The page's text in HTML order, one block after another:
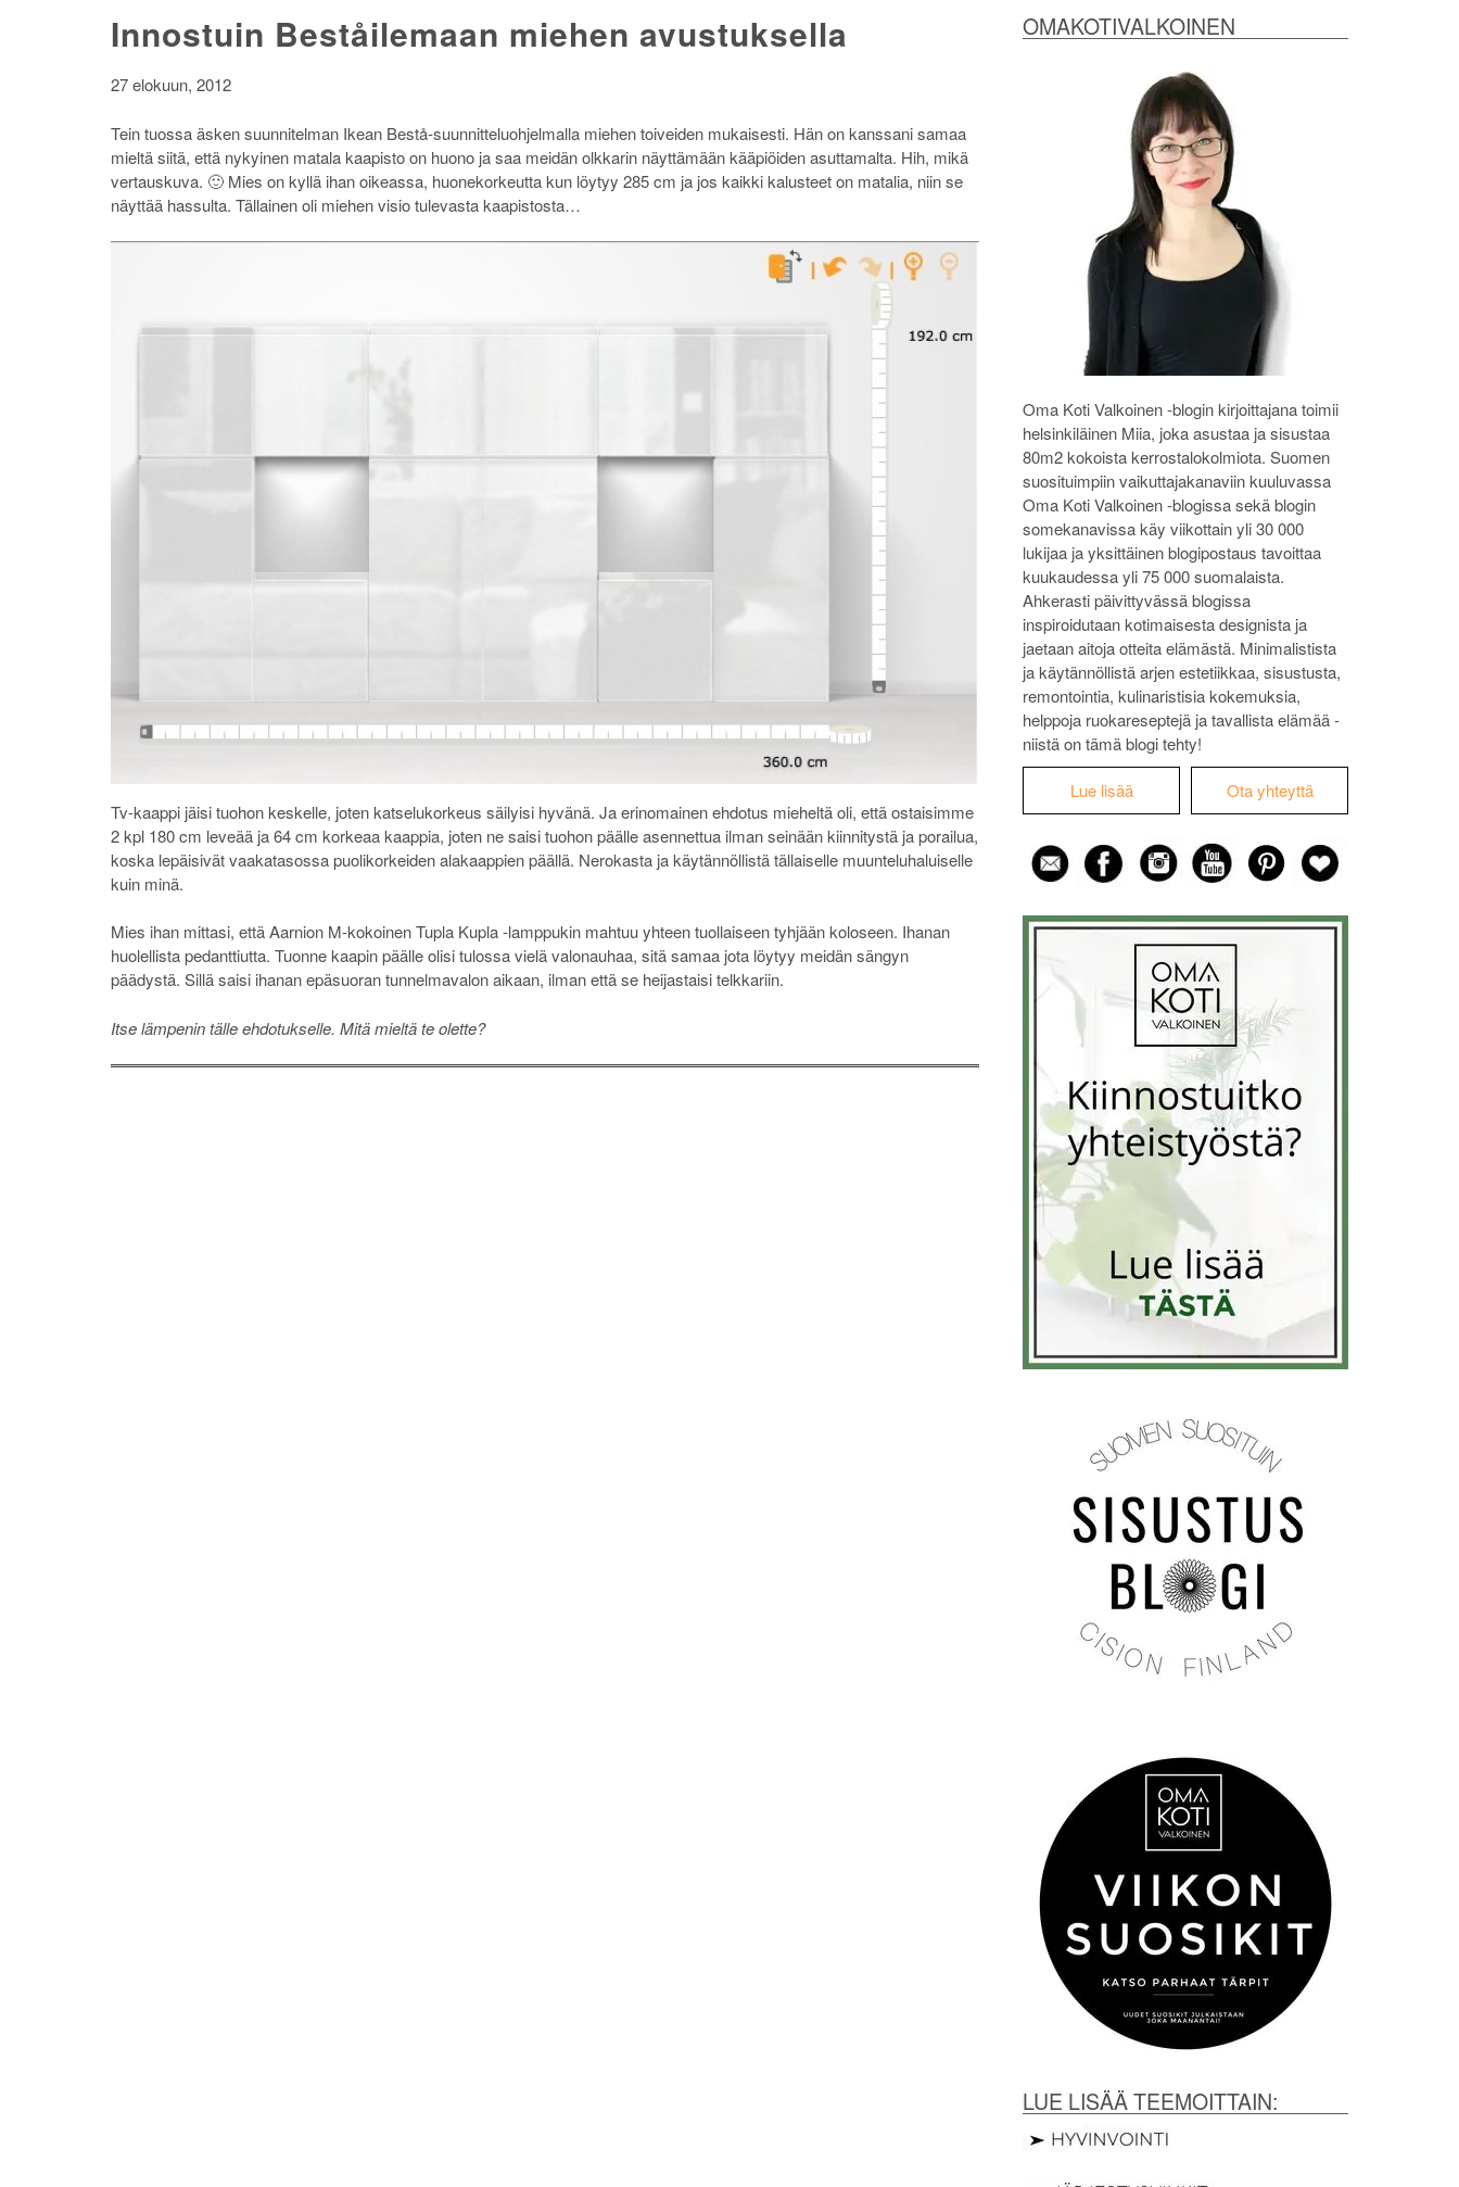
OMAKOTIVALKOINEN
Oma Koti Valkoinen -blogin kirjoittajana toimii
helsinkiläinen Miia, joka asustaa ja sisustaa
80m2 kokoista kerrostalokolmiota. Suomen
suosituimpiin vaikuttajakanaviin kuuluvassa
Oma Koti Valkoinen -blogissa sekä blogin
somekanavissa käy viikottain yli 30 000
lukijaa ja yksittäinen blogipostaus tavoittaa
kuukaudessa yli 75 000 suomalaista.
Ahkerasti päivittyvässä blogissa
inspiroidutaan kotimaisesta designista ja
jaetaan aitoja otteita elämästä. Minimalistista
ja käytännöllistä arjen estetiikkaa, sisustusta,
remontointia, kulinaristisia kokemuksia,
helppoja ruokareseptejä ja tavallista elämää -
niistä on tämä blogi tehty!
Lue lisää Ota yhteyttä
LUE LISÄÄ TEEMOITTAIN:
Innostuin Beståilemaan miehen avustuksella
27 elokuun, 2012
Tein tuossa äsken suunnitelman Ikean Bestå-suunnitteluohjelmalla miehen toiveiden mukaisesti. Hän on kanssani samaa
mieltä siitä, että nykyinen matala kaapisto on huono ja saa meidän olkkarin näyttämään kääpiöiden asuttamalta. Hih, mikä
vertauskuva. 🙂 Mies on kyllä ihan oikeassa, huonekorkeutta kun löytyy 285 cm ja jos kaikki kalusteet on matalia, niin se
näyttää hassulta. Tällainen oli miehen visio tulevasta kaapistosta…
Tv-kaappi jäisi tuohon keskelle, joten katselukorkeus säilyisi hyvänä. Ja erinomainen ehdotus mieheltä oli, että ostaisimme
2 kpl 180 cm leveää ja 64 cm korkeaa kaappia, joten ne saisi tuohon päälle asennettua ilman seinään kiinnitystä ja porailua,
koska lepäisivät vaakatasossa puolikorkeiden alakaappien päällä. Nerokasta ja käytännöllistä tällaiselle muunteluhaluiselle
kuin minä.
Mies ihan mittasi, että Aarnion M-kokoinen Tupla Kupla -lamppukin mahtuu yhteen tuollaiseen tyhjään koloseen. Ihanan
huolellista pedanttiutta. Tuonne kaapin päälle olisi tulossa vielä valonauhaa, sitä samaa jota löytyy meidän sängyn
päädystä. Sillä saisi ihanan epäsuoran tunnelmavalon aikaan, ilman että se heijastaisi telkkariin.
Itse lämpenin tälle ehdotukselle. Mitä mieltä te olette?